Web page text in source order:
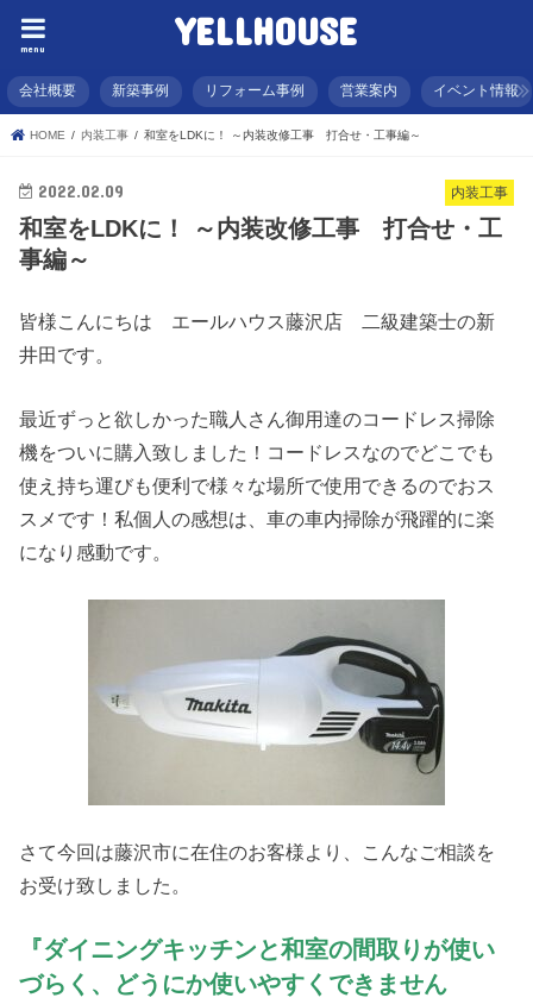
YELLHOUSE
menu
会社概要 新築事例 リフォーム事例 営業案内 イベント情報
HOME 内装工事 和室をLDKに！ ～内装改修工事 打合せ・工事編～
内装工事
2022.02.09
和室をLDKに！ ～内装改修工事 打合せ・工
事編～
皆様こんにちは エールハウス藤沢店 二級建築士の新
井田です。
最近ずっと欲しかった職人さん御用達のコードレス掃除
機をついに購入致しました！コードレスなのでどこでも
使え持ち運びも便利で様々な場所で使用できるのでおス
スメです！私個人の感想は、車の車内掃除が飛躍的に楽
になり感動です。
さて今回は藤沢市に在住のお客様より、こんなご相談を
お受け致しました。
『ダイニングキッチンと和室の間取りが使い
づらく、どうにか使いやすくできません